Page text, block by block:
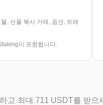
, 선물 복사 거래, 옵션, 트레
이 포함됩니다.
고 최대 711 USDT를 받으